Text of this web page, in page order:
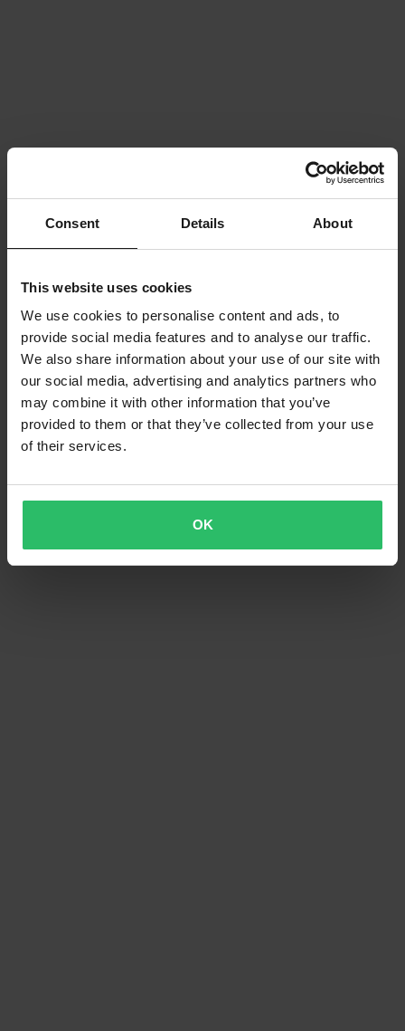
Consent Details About
This website uses cookies
We use cookies to personalise content and ads, to
provide social media features and to analyse our traffic.
We also share information about your use of our site with
our social media, advertising and analytics partners who
may combine it with other information that you’ve
provided to them or that they’ve collected from your use
of their services.
OK